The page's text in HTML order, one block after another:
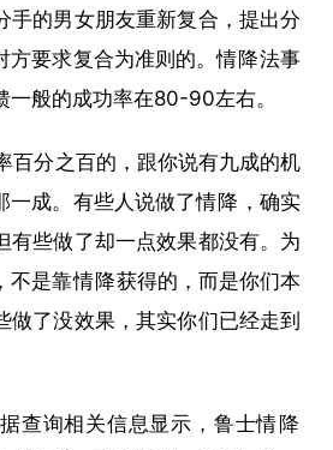
手的男女朋友重新复合，提出分
方要求复合为准则的。情降法事
一般的成功率在80-90左右。
百分之百的，跟你说有九成的机
一成。有些人说做了情降 ，确实
有些做了却一点效果都没有。为
不是靠情降获得的，而是你们本
做了没效果，其实你们已经走到
查询相关信息显示，鲁士情降